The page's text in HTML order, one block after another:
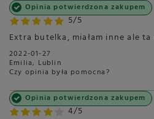
5/5
Opinia potwierdzona zakupem
Extra butelka, miałam inne ale
2022-01-27
Emilia, Lublin
Czy opinia była pomocna?
4/5
Opinia potwierdzona zakupem